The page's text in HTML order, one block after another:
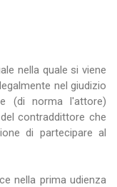
nella quale si viene
nel giudizio
(di norma l'attore)
contraddittore che
di partecipare al
nella prima udienza